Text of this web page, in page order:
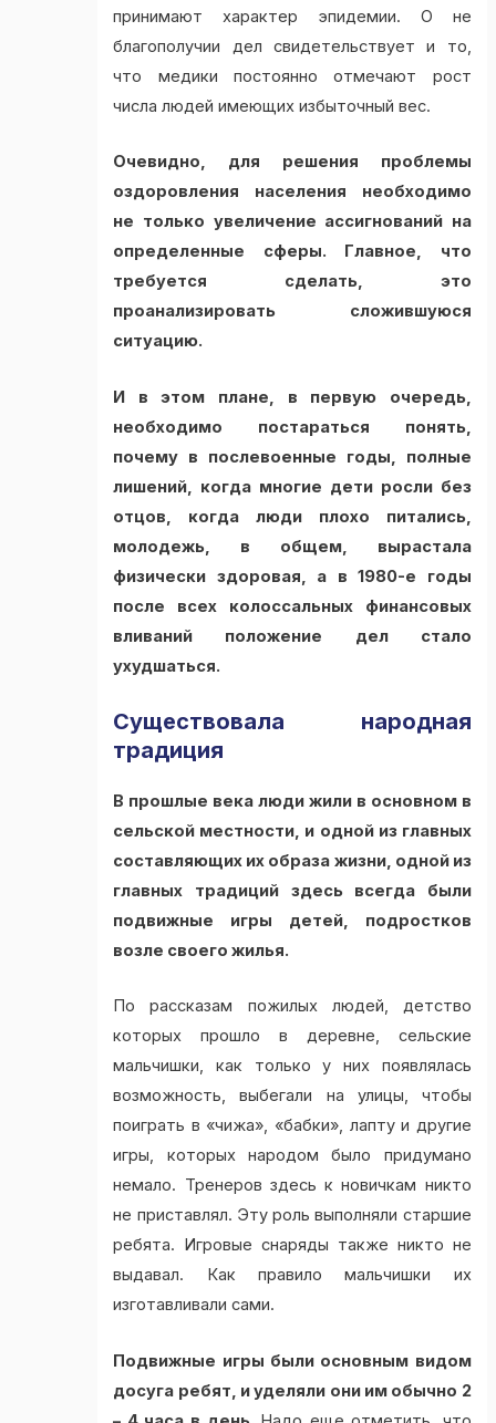
принимают характер эпидемии. О не
благополучии дел свидетельствует и то,
что медики постоянно отмечают рост
числа людей имеющих избыточный вес.
Очевидно, для решения проблемы
оздоровления населения необходимо
не только увеличение ассигнований на
определенные сферы. Главное, что
требуется сделать, это
проанализировать сложившуюся
ситуацию.
И в этом плане, в первую очередь,
необходимо постараться понять,
почему в послевоенные годы, полные
лишений, когда многие дети росли без
отцов, когда люди плохо питались,
молодежь, в общем, вырастала
физически здоровая, а в 1980-е годы
после всех колоссальных финансовых
вливаний положение дел стало
ухудшаться.
Существовала народная
традиция
В прошлые века люди жили в основном в
сельской местности, и одной из главных
составляющих их образа жизни, одной из
главных традиций здесь всегда были
подвижные игры детей, подростков
возле своего жилья.
По рассказам пожилых людей, детство
которых прошло в деревне, сельские
мальчишки, как только у них появлялась
возможность, выбегали на улицы, чтобы
поиграть в «чижа», «бабки», лапту и другие
игры, которых народом было придумано
немало. Тренеров здесь к новичкам никто
не приставлял. Эту роль выполняли старшие
ребята. Игровые снаряды также никто не
выдавал. Как правило мальчишки их
изготавливали сами.
Подвижные игры были основным видом
досуга ребят, и уделяли они им обычно 2